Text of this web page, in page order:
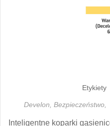
Etykiety
Develon, Bezpieczeństwo,
Inteligentne koparki